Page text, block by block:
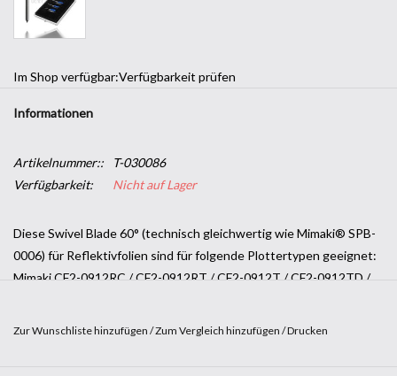
Im Shop verfügbar:Verfügbarkeit prüfen
Informationen
Artikelnummer::
T-030086
Verfügbarkeit:
Nicht auf Lager
Diese Swivel Blade 60° (technisch gleichwertig wie Mimaki® SPB-
0006) für Reflektivfolien sind für folgende Plottertypen geeignet:
Mimaki CF2-0912RC / CF2-0912RT / CF2-0912T / CF2-0912TD /
Zur Wunschliste hinzufügen /Zum Vergleich hinzufügen /Drucken